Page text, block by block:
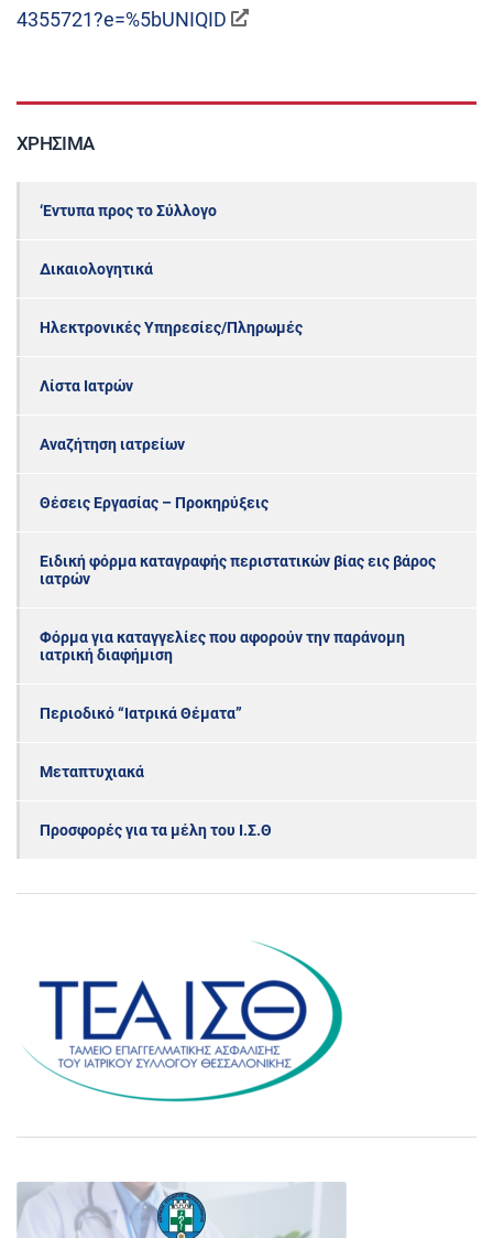
4355721?e=%5bUNIQID
ΧΡΉΣΙΜΑ
‘Εντυπα προς το Σύλλογο
Δικαιολογητικά
Ηλεκτρονικές Υπηρεσίες/Πληρωμές
Λίστα Ιατρών
Αναζήτηση ιατρείων
Θέσεις Εργασίας – Προκηρύξεις
Ειδική φόρμα καταγραφής περιστατικών βίας εις βάρος
ιατρών
Φόρμα για καταγγελίες που αφορούν την παράνομη
ιατρική διαφήμιση
Περιοδικό “Ιατρικά Θέματα”
Μεταπτυχιακά
Προσφορές για τα μέλη του Ι.Σ.Θ